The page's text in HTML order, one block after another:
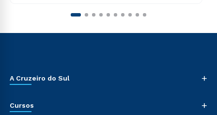
A Cruzeiro do Sul +
Cursos +